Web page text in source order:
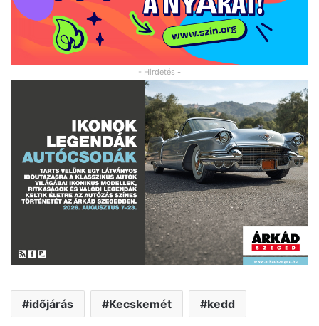
- Hirdetés -
időjárás Kecskemét kedd